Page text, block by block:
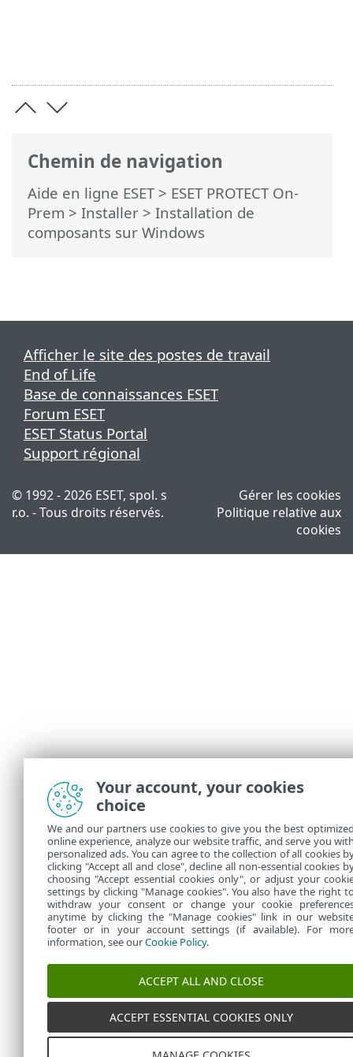
Chemin de navigation
Aide en ligne ESET> ESET PROTECT On-
Prem > Installer > Installation de
composants sur Windows
Afficher le site des postes de travail
End of Life
Base de connaissances ESET
Forum ESET
ESET Status Portal
Support régional
© 1992 - 2026 ESET, spol. s
r.o. - Tous droits réservés.
Gérer les cookies
Politique relative aux
cookies
Your account, your cookies
choice
We and our partners use cookies to give you the best
online experience, analyze our website traffic, and serve you
personalized ads. You can agree to the collection of all cookies
clicking "Accept all and close", decline all non-essential cookies
choosing "Accept essential cookies only", or adjust your
settings by clicking "Manage cookies". You also have the right
withdraw your consent or change your cookie
anytime by clicking the "Manage cookies" link in our
footer or in your account settings (if available). For
information, see ourCookie Policy.
ACCEPT ALL AND CLOSE
ACCEPT ESSENTIAL COOKIES ONLY